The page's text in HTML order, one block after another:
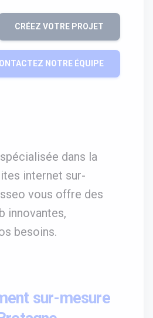
CRÉEZ VOTRE PROJET
NOTRE ÉQUIPE
dans la
internet sur-
vous offre des
innovantes,
besoins.
sur-mesure